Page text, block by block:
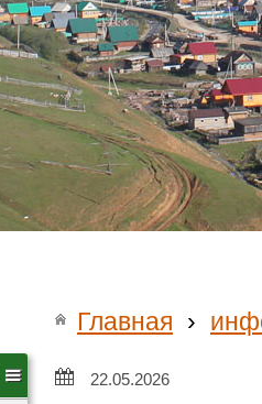
Главная ›
22.05.2026